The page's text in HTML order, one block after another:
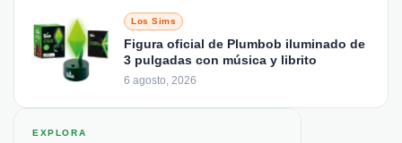
Los Sims
Figura oficial de Plumbob iluminado de
3 pulgadas con música y librito
6 agosto, 2026
EXPLORA